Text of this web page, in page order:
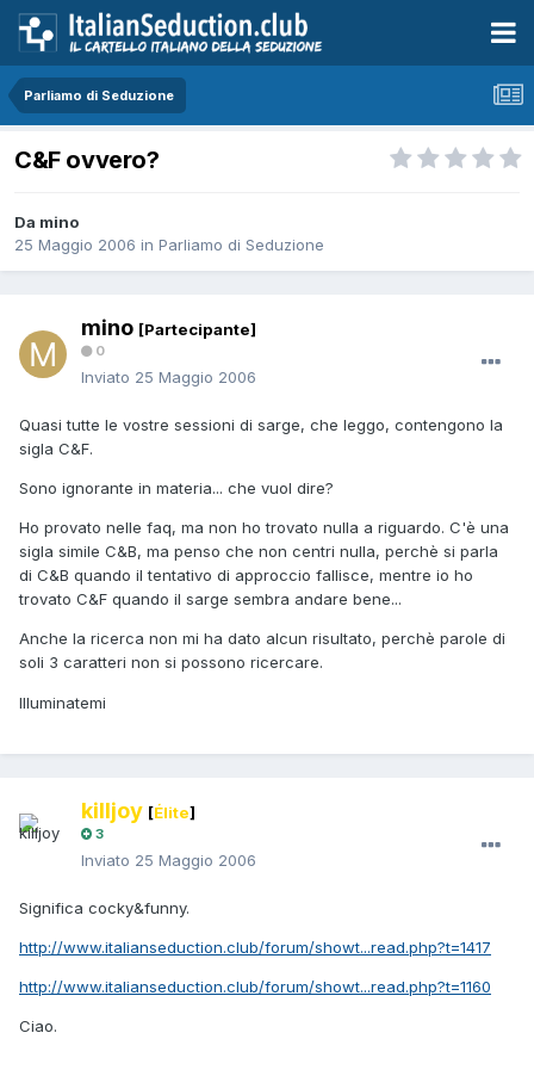
Parliamo di Seduzione
C&F ovvero?
Da mino
25 Maggio 2006 in Parliamo di Seduzione
mino [Partecipante]
0
Inviato 25 Maggio 2006
Quasi tutte le vostre sessioni di sarge, che leggo, contengono la
sigla C&F.
Sono ignorante in materia... che vuol dire?
Ho provato nelle faq, ma non ho trovato nulla a riguardo. C'è una
sigla simile C&B, ma penso che non centri nulla, perchè si parla
di C&B quando il tentativo di approccio fallisce, mentre io ho
trovato C&F quando il sarge sembra andare bene...
Anche la ricerca non mi ha dato alcun risultato, perchè parole di
soli 3 caratteri non si possono ricercare.
Illuminatemi
killjoy [Élite]
3
Inviato 25 Maggio 2006
Significa cocky&funny.
http://www.italianseduction.club/forum/showt...read.php?t=1417
http://www.italianseduction.club/forum/showt...read.php?t=1160
Ciao.